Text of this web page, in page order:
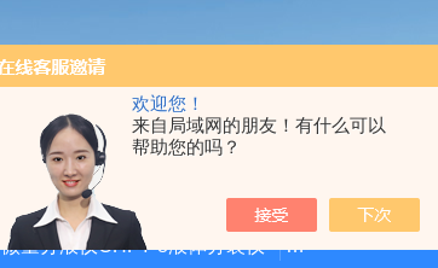
欢迎您！
来自局域网的朋友！有什么可以
帮助您的吗？
微量分液仪CHFY-8液体分装仪 全自动放射性